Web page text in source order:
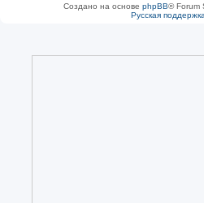
Создано на основе phpBB® Forum
Русская